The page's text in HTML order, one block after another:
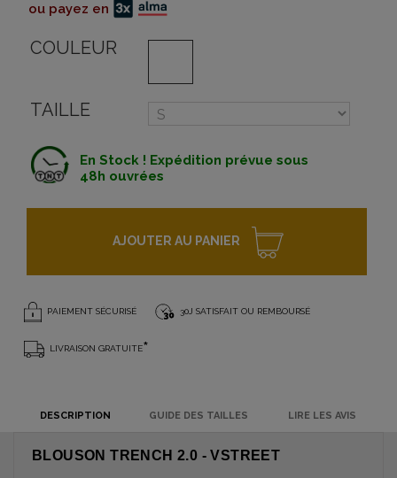
ou payez en
COULEUR
TAILLE
En Stock ! Expédition prévue sous
48h ouvrées
AJOUTER AU PANIER
PAIEMENT SÉCURISÉ 30J SATISFAIT OU REMBOURSÉ
LIVRAISON GRATUITE*
DESCRIPTION GUIDE DES TAILLES LIRE LES AVIS
BLOUSON TRENCH 2.0 - VSTREET